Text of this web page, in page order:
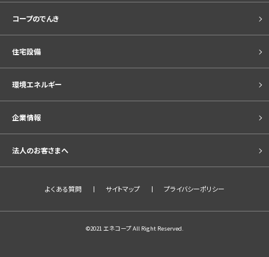
コープのでんき
住宅設備
環境エネルギー
企業情報
法人のお客さまへ
よくある質問 サイトマップ プライバシーポリシー
©2021 エネコープ All Right Reserved.